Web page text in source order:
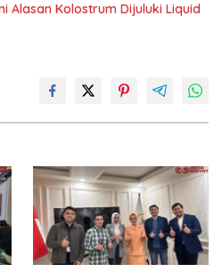
Alasan Kolostrum Dijuluki Liquid